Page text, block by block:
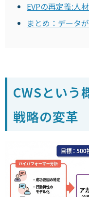
EVPの再定義:人
まとめ：データ
CWSという
戦略の変革